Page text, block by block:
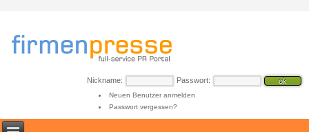
Nickname: Passwort:
Neuen Benutzer anmelden
Passwort vergessen?